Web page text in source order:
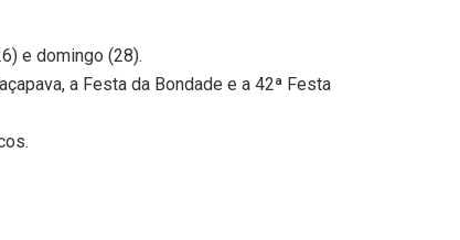
e domingo (28).
a Festa da Bondade e a 42ª Festa